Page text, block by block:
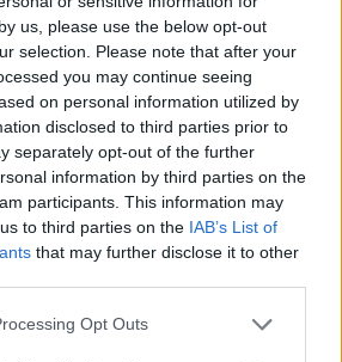
us, please use the below opt-out
selection. Please note that after your
you may continue seeing
on personal information utilized by
disclosed to third parties prior to
separately opt-out of the further
information by third parties on the
participants. This information may
to third parties on the IAB’s List of
that may further disclose it to other
app uses one or more Google
Opt Outs
του Άσαντ: Ο
της Συρίας
Ρωσία